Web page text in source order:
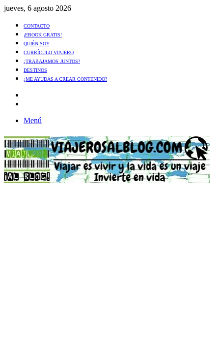
jueves, 6 agosto 2026
CONTACTO
¡EBOOK GRATIS!
QUIÉN SOY
CURRÍCULO VIAJERO
¿TRABAJAMOS JUNTOS?
DESTINOS
¿ME AYUDAS A CREAR CONTENIDO?
Menú